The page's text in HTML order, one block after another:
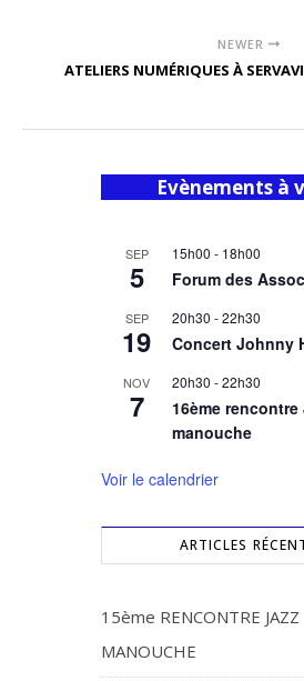
NEWER
ATELIERS NUMÉRIQUES À
Evènements à
SEP
5
15h00 - 18h00
Forum des
SEP
19
20h30 -22h30
Concert Johnny
NOV
7
20h30 -22h30
16ème rencontre
manouche
Voir le calendrier
ARTICLES
15ème RENCONTRE JAZZ
MANOUCHE